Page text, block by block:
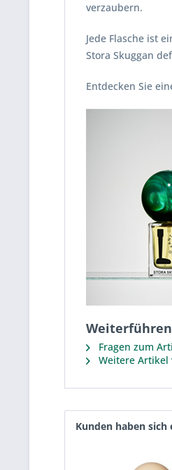
verzaubern.
Jede Flasche ist
Stora Skuggan
Entdecken Sie
Fragen zum
Weitere Artikel
Kunden haben sich